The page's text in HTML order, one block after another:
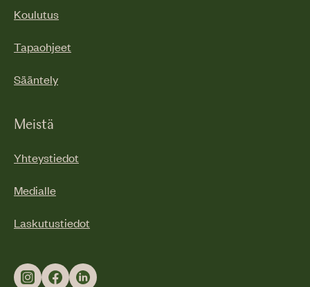
Koulutus
Tapaohjeet
Sääntely
Meistä
Yhteystiedot
Medialle
Laskutustiedot